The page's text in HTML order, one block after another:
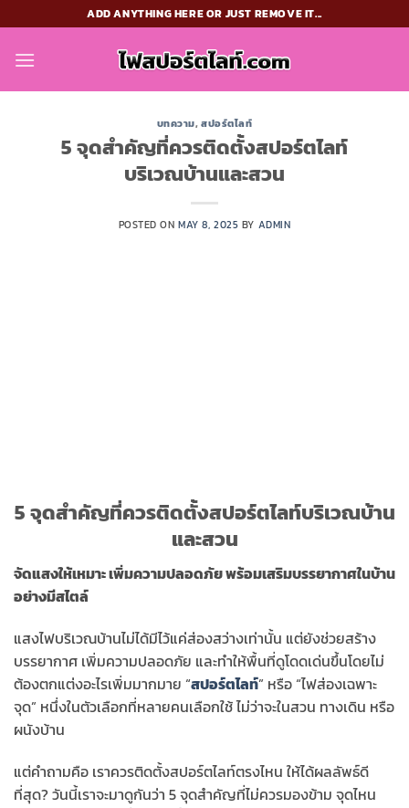
to
content
ADD ANYTHING HERE OR JUST REMOVE IT...
บทความ,สปอร์ตไลท์
5 จุดสำคัญที่ควรติดตั้งสปอร์ตไลท์
บริเวณบ้านและสวน
POSTED ONMAY 8, 2025 BY ADMIN
5 จุดสำคัญที่ควรติดตั้งสปอร์ตไลท์บริเวณบ้าน
และสวน
จัดแสงให้เหมาะ เพิ่มความปลอดภัย พร้อมเสริมบรรยากาศในบ้าน
อย่างมีสไตล์
แสงไฟบริเวณบ้านไม่ได้มีไว้แค่ส่องสว่างเท่านั้น แต่ยังช่วยสร้าง
บรรยากาศ เพิ่มความปลอดภัย และทำให้พื้นที่ดูโดดเด่นขึ้นโดยไม่
ต้องตกแต่งอะไรเพิ่มมากมาย “สปอร์ตไลท์” หรือ “ไฟส่องเฉพาะ
จุด” หนึ่งในตัวเลือกที่หลายคนเลือกใช้ ไม่ว่าจะในสวน ทางเดิน หรือ
ผนังบ้าน
แต่คำถามคือ เราควรติดตั้งสปอร์ตไลท์ตรงไหน ให้ได้ผลลัพธ์ดี
ที่สุด? วันนี้เราจะมาดูกันว่า 5 จุดสำคัญที่ไม่ควรมองข้าม จุดไหน